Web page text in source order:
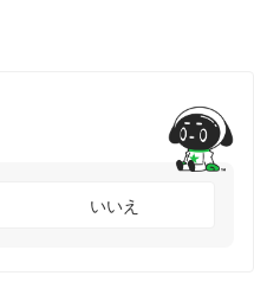
いいえ